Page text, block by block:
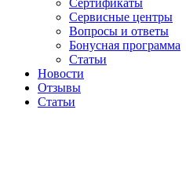
Сертификаты
Сервисные центры
Вопросы и ответы
Бонусная программа
Статьи
Новости
Отзывы
Статьи